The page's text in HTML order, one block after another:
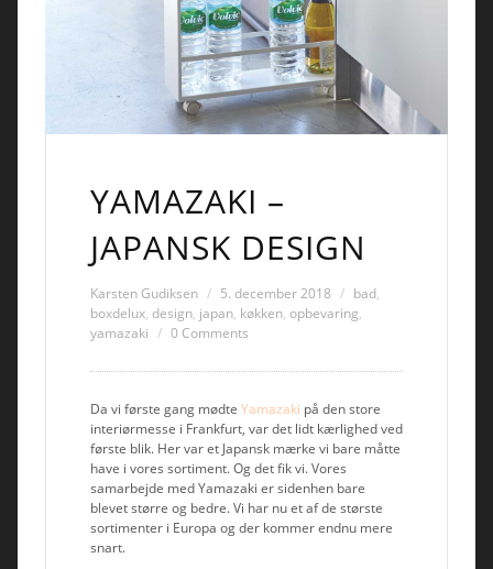
YAMAZAKI –
JAPANSK DESIGN
Karsten Gudiksen 5. december 2018 bad,
boxdelux, design, japan, køkken, opbevaring,
yamazaki
0 Comments
Da vi første gang mødte Yamazaki på den store
interiørmesse i Frankfurt, var det lidt kærlighed ved
første blik. Her var et Japansk mærke vi bare måtte
have i vores sortiment. Og det fik vi. Vores
samarbejde med Yamazaki er sidenhen bare
blevet større og bedre. Vi har nu et af de største
sortimenter i Europa og der kommer endnu mere
snart.